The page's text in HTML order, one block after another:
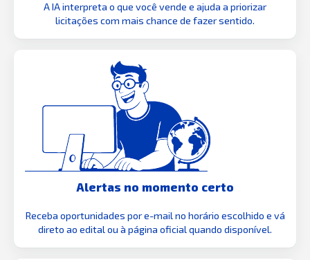
A IA interpreta o que você vende e ajuda a priorizar
licitações com mais chance de fazer sentido.
Alertas no momento certo
Receba oportunidades por e-mail no horário escolhido e vá
direto ao edital ou à página oficial quando disponível.